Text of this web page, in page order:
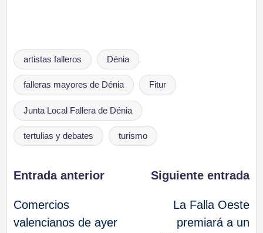
Etiquetas:
artistas falleros Dénia
falleras mayores de Dénia Fitur
Junta Local Fallera de Dénia
tertulias y debates turismo
Navegación
de
Entrada anterior
Comercios
valencianos de ayer
Siguiente entrada
La Falla Oeste
premiará a un